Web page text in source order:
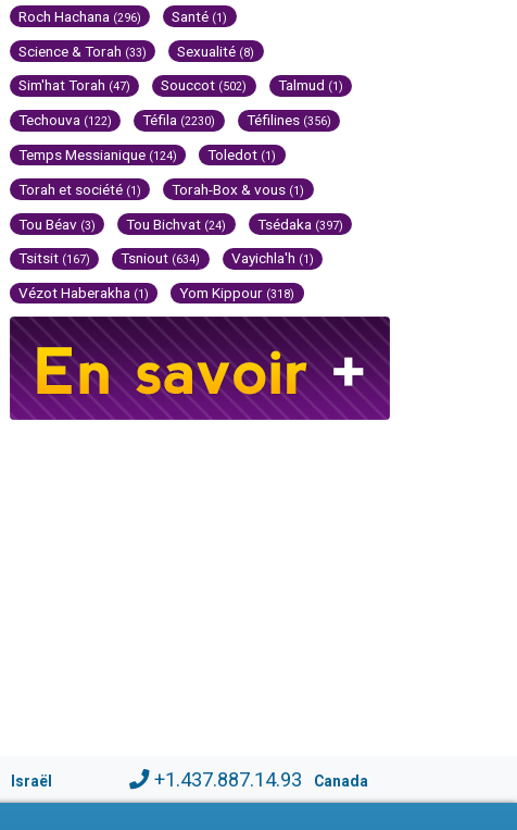
Roch Hachana (296) Santé (1)
Science & Torah (33) Sexualité (8)
Sim'hat Torah (47) Souccot (502) Talmud (1)
Techouva (122) Téfila (2230) Téfilines (356)
Temps Messianique (124) Toledot (1)
Torah et société (1) Torah-Box & vous (1)
Tou Béav (3) Tou Bichvat (24) Tsédaka (397)
Tsitsit (167) Tsniout (634) Vayichla'h (1)
Vézot Haberakha (1) Yom Kippour (318)
Israël +1.437.887.14.93 Canada